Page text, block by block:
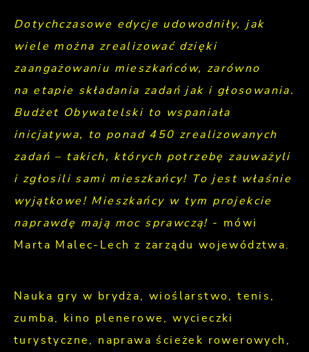
Dotychczasowe edycje udowodniły, jak
wiele można zrealizować dzięki
zaangażowaniu mieszkańców, zarówno
na etapie składania zadań jak i głosowania.
Budżet Obywatelski to wspaniała
inicjatywa, to ponad 450 zrealizowanych
zadań – takich, których potrzebę zauważyli
i zgłosili sami mieszkańcy! To jest właśnie
wyjątkowe! Mieszkańcy w tym projekcie
naprawdę mają moc sprawczą! - mówi
Marta Malec-Lech z zarządu województwa.
Nauka gry w brydża, wioślarstwo, tenis,
zumba, kino plenerowe, wycieczki
turystyczne, naprawa ścieżek rowerowych,